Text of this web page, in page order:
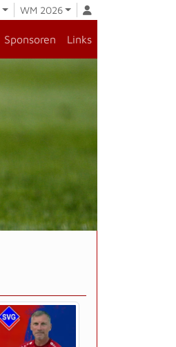
WM 2026
Sponsoren Links